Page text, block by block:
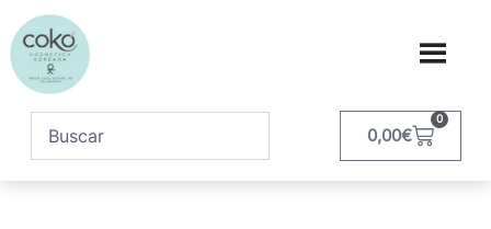
0,00€
0